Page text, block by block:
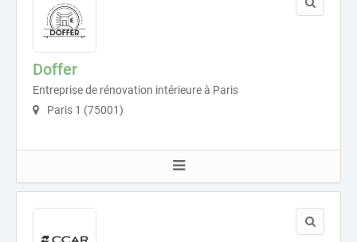
Doffer
Entreprise de rénovation intérieure à Paris
Paris 1 (75001)